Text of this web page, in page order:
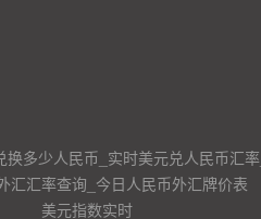
多少人民币_实时美元兑人民币汇率_
汇汇率查询_今日人民币外汇牌价表
美元指数实时